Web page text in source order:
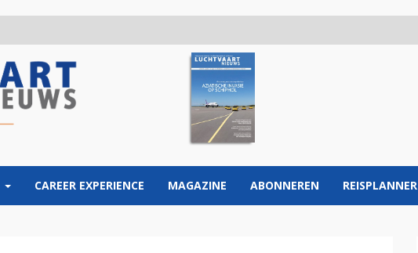
CAREER EXPERIENCE MAGAZINE ABONNEREN REISPLANNER